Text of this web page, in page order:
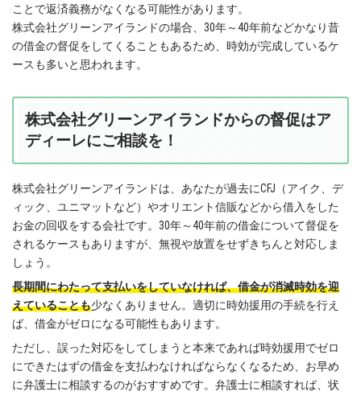
ことで返済義務がなくなる可能性があります。
株式会社グリーンアイランドの場合、30年～40年前などかなり昔
の借金の督促をしてくることもあるため、時効が完成しているケ
ースも多いと思われます。
株式会社グリーンアイランドからの督促はア
ディーレにご相談を！
株式会社グリーンアイランドは、あなたが過去にCFJ（アイク、デ
ィック、ユニマットなど）やオリエント信販などから借入をした
お金の回収をする会社です。30年～40年前の借金について督促を
されるケースもありますが、無視や放置をせずきちんと対応しま
しょう。
長期間にわたって支払いをしていなければ、借金が消滅時効を迎
えていることも少なくありません。適切に時効援用の手続を行え
ば、借金がゼロになる可能性もあります。
ただし、誤った対応をしてしまうと本来であれば時効援用でゼロ
にできたはずの借金を支払わなければならなくなるため、お早め
に弁護士に相談するのがおすすめです。弁護士に相談すれば、状